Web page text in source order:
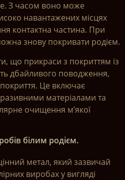
З часом воно може
навантажених місцях
контактна частина. При
знову покривати родієм.
що прикраси з покриттям із
дбайливого поводження,
Це включає
матеріалами та
очищення м’якої
білим родієм.
метал, який зазвичай
виробах у вигляді